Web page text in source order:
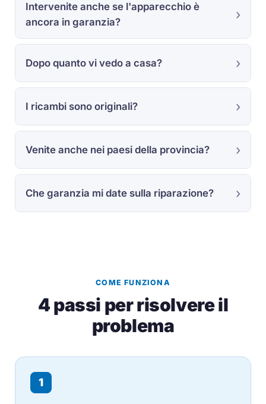
Intervenite anche se l'apparecchio è
ancora in garanzia?
Dopo quanto vi vedo a casa?
I ricambi sono originali?
Venite anche nei paesi della provincia?
Che garanzia mi date sulla riparazione?
COME FUNZIONA
4 passi per risolvere il
problema
1